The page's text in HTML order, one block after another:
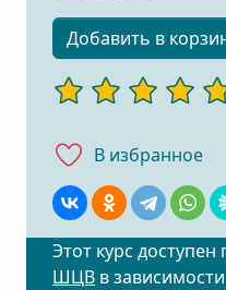
Добавить в
В избранноe
Этот курс
ШЦВ в